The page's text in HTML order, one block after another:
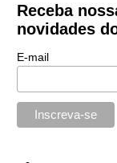
Receba
novidades
E-mail